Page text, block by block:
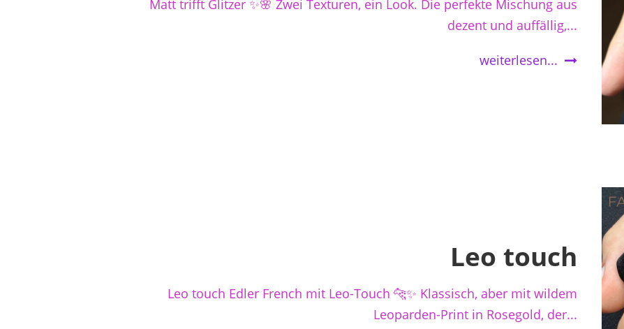
Matt trifft Glitzer ✨🌸 Zwei Texturen, ein Look. Die perfekte Mischung aus
dezent und auffällig,...
weiterlesen...
Leo touch
Leo touch Edler French mit Leo-Touch 🐆✨ Klassisch, aber mit wildem
Leoparden-Print in Rosegold, der...